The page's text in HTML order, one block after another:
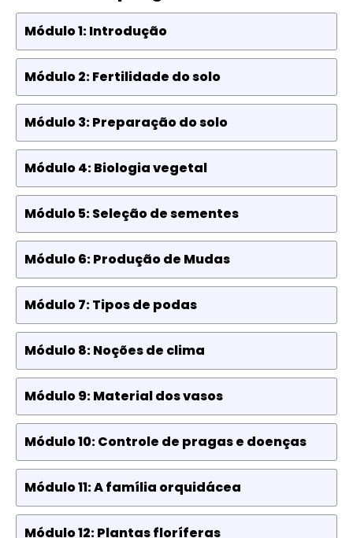
Módulo 1: Introdução
Módulo 2: Fertilidade do solo
Módulo 3: Preparação do solo
Módulo 4: Biologia vegetal
Módulo 5: Seleção de sementes
Módulo 6: Produção de Mudas
Módulo 7: Tipos de podas
Módulo 8: Noções de clima
Módulo 9: Material dos vasos
Módulo 10: Controle de pragas e doenças
Módulo 11: A família orquidácea
Módulo 12: Plantas floríferas